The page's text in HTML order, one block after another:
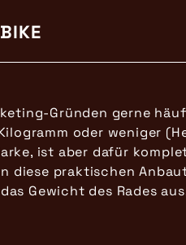
Gründen gerne
oder weniger
ist aber dafür
diese praktischen
Gewicht des Rades